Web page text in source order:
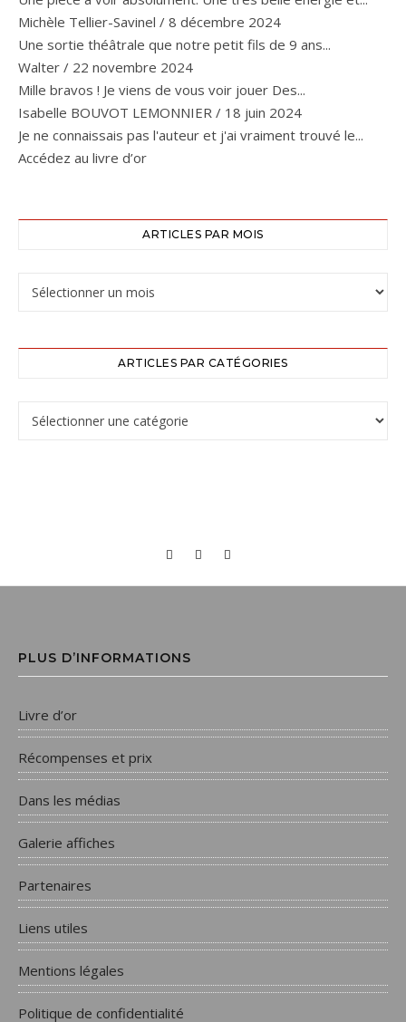
Michèle Tellier-Savinel / 8 décembre 2024
Une sortie théâtrale que notre petit fils de 9 ans...
Walter / 22 novembre 2024
Mille bravos ! Je viens de vous voir jouer Des...
Isabelle BOUVOT LEMONNIER / 18 juin 2024
Je ne connaissais pas l'auteur et j'ai vraiment trouvé le...
Accédez au livre d’or
ARTICLES PAR MOIS
ARTICLES PAR CATÉGORIES
PLUS D’INFORMATIONS
Livre d’or
Récompenses et prix
Dans les médias
Galerie affiches
Partenaires
Liens utiles
Mentions légales
Politique de confidentialité